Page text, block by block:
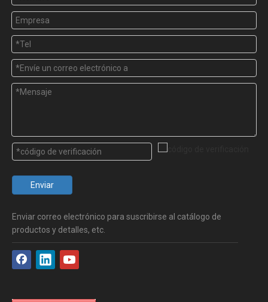
Enviar
Enviar correo electrónico para suscribirse al catálogo de
productos y detalles, etc.